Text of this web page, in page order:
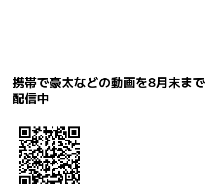
携帯で豪太などの動画を8月末まで
配信中